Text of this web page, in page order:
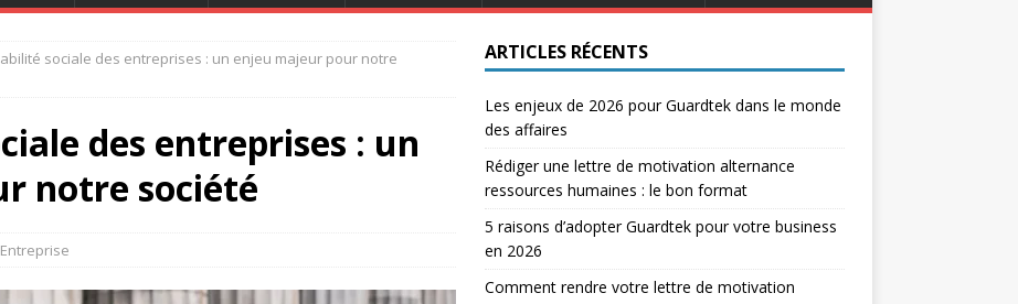
sociale des entreprises : un enjeu majeur pour notre
des entreprises : un
notre société
Entreprise
ARTICLES RÉCENTS
Les enjeux de 2026 pour Guardtek dans le monde
des affaires
Rédiger une lettre de motivation alternance
ressources humaines : le bon format
5 raisons d’adopter Guardtek pour votre business
en 2026
Comment rendre votre lettre de motivation